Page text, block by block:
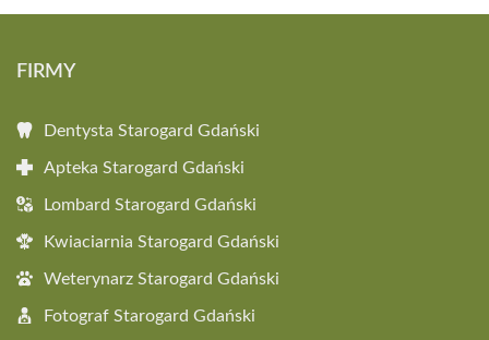
FIRMY
Dentysta Starogard Gdański
Apteka Starogard Gdański
Lombard Starogard Gdański
Kwiaciarnia Starogard Gdański
Weterynarz Starogard Gdański
Fotograf Starogard Gdański